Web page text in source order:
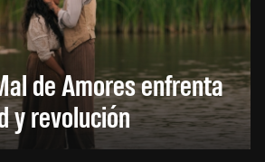
de Amores enfrenta
y revolución